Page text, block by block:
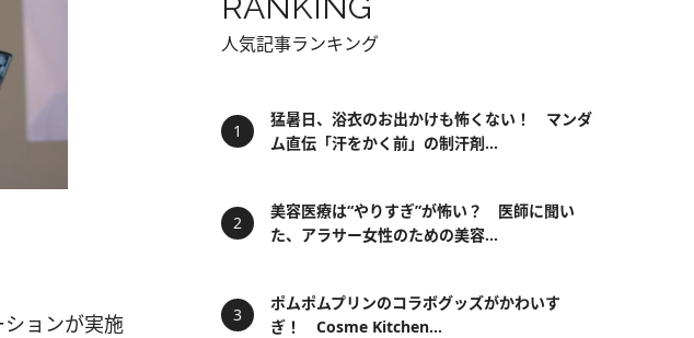
ョンが実施
人気記事ランキング
猛暑日、浴衣のお出かけも怖くない！ マンダ
ム直伝「汗をかく前」の制汗剤...
美容医療は“やりすぎ”が怖い？ 医師に聞い
た、アラサー女性のための美容...
ポムポムプリンのコラボグッズがかわいす
ぎ！ Cosme Kitchen...